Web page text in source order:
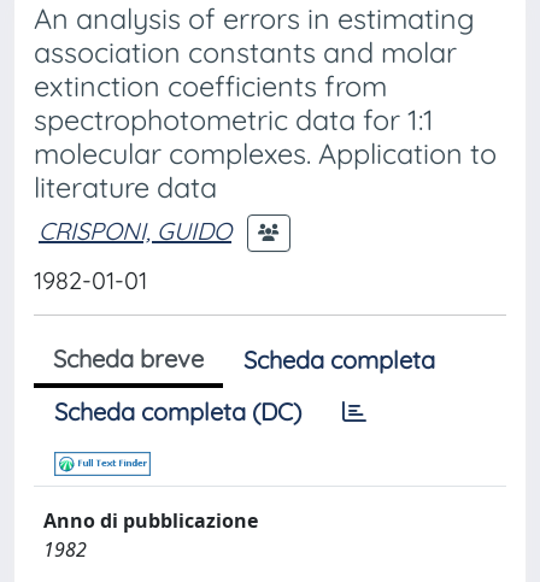
An analysis of errors in estimating
association constants and molar
extinction coefficients from
spectrophotometric data for 1:1
molecular complexes. Application to
literature data
CRISPONI, GUIDO
1982-01-01
Scheda breve
Scheda completa
Scheda completa (DC)
Anno di pubblicazione
1982